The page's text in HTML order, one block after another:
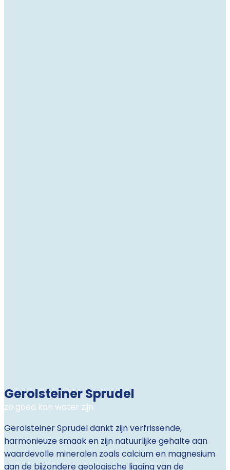
Gerolsteiner Sprudel
zo goed kan water zijn
Gerolsteiner Sprudel dankt zijn verfrissende,
harmonieuze smaak en zijn natuurlijke gehalte aan
waardevolle mineralen zoals calcium en magnesium
aan de bijzondere geologische ligging van de